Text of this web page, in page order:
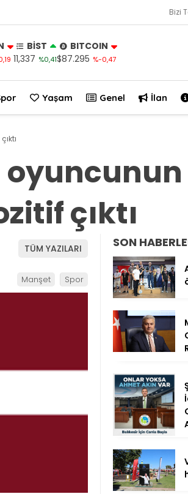
Bizi
BİST
11,337 %0,41
BITCOIN
$87.295 %-0,47
Yaşam Genel İlan
oyuncunun
çıktı
TÜM YAZILARI
Manşet Spor
SON